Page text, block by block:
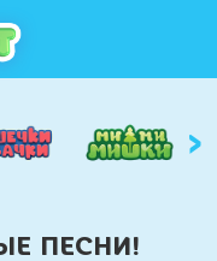
›
ПЕСНИ!